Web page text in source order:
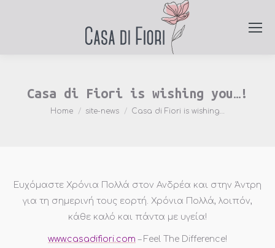
Casa di Fiori is wishing you…!
You are here:
Home site-news Casa di Fiori is wishing…
Ευχόμαστε Χρόνια Πολλά στον Ανδρέα και στην Άντρη
για τη σημερινή τους εορτή. Χρόνια Πολλά, λοιπόν,
κάθε καλό και πάντα με υγεία!
www.casadifiori.com – Feel The Difference!